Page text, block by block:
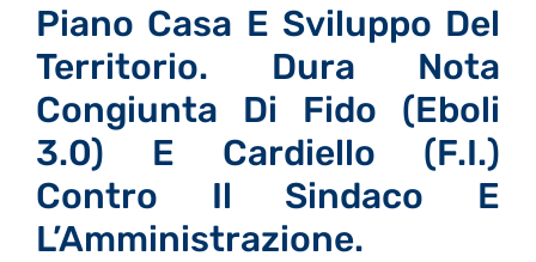
Piano Casa E Sviluppo Del
Territorio. Dura Nota
Congiunta Di Fido (Eboli
3.0) E Cardiello (F.I.)
Contro Il Sindaco E
L’Amministrazione.